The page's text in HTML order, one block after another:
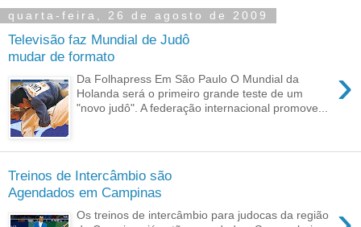
quarta-feira, 26 de agosto de 2009
Televisão faz Mundial de Judô
mudar de formato
›
Da Folhapress Em São Paulo O Mundial da
Holanda será o primeiro grande teste de um
"novo judô". A federação internacional promove...
Treinos de Intercâmbio são
Agendados em Campinas
Os treinos de intercâmbio para judocas da região